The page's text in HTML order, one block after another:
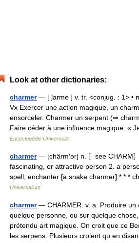
Look at other dictionaries:
charmer— [ ʃarme ] v. tr. <conjug. : 1> •
Vx Exercer une action magique, un
ensorceler. Charmer un serpent (⇒
Faire céder à une influence magique. «
Encyclopédie Universelle
charmer— [chärm′ər] n. 〚see CHARM
fascinating, or attractive person 2. a
spell; enchanter [a snake charmer] * * *
Universalium
charmer— CHARMER. v. a. Produire un
quelque personne, ou sur quelque
prétendu art magique. On croit que ce
les serpens. Plusieurs croient qu en